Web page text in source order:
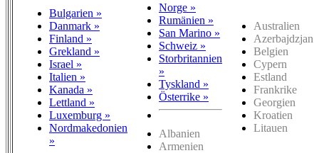
Bulgarien »
Danmark »
Finland »
Grekland »
Israel »
Italien »
Kanada »
Lettland »
Luxemburg »
Nordmakedonien
»
Norge »
Rumänien »
San Marino »
Schweiz »
Storbritannien
»
Tyskland »
Österrike »
Albanien
Armenien
Australien
Azerbajdzjan
Belgien
Cypern
Estland
Frankrike
Georgien
Kroatien
Litauen